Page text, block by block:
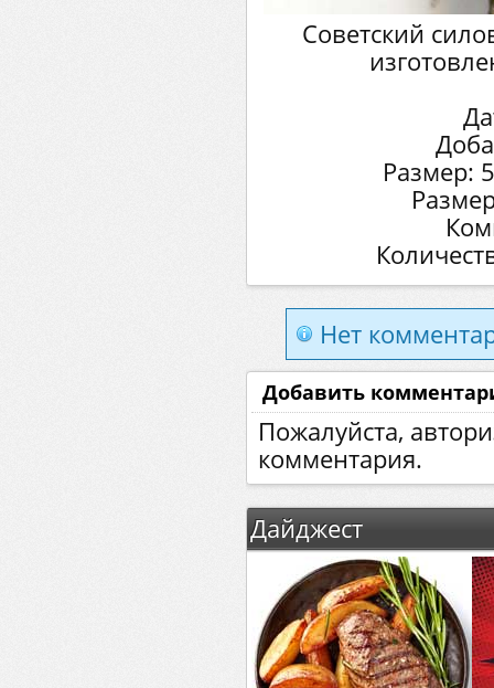
Советский
Размер:
Нет
Добавить
Пожалуйста,
комментария.
Дайджест